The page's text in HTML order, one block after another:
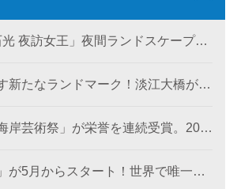
光 夜訪女王」夜間ランドスケープ美
新たなランドマーク！淡江大橋が観
岸芸術祭」が栄誉を連続受賞。202
カ「MUSEデザインアワード（金
が5月からスタート！世界で唯一の